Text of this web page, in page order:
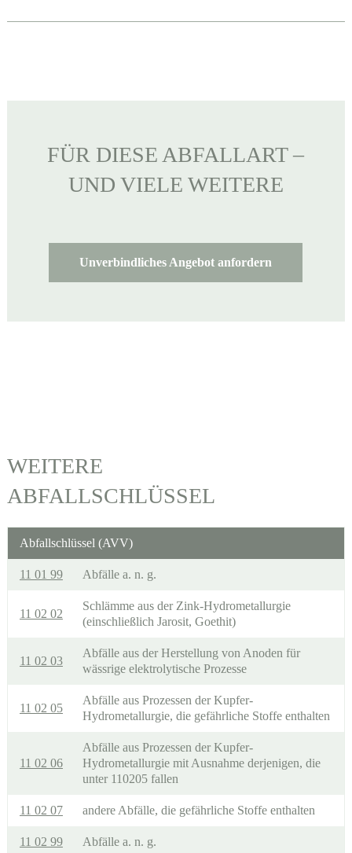
FÜR DIESE ABFALLART –
UND VIELE WEITERE
Unverbindliches Angebot anfordern
WEITERE
ABFALLSCHLÜSSEL
Abfallschlüssel (AVV)
11 01 99 Abfälle a. n. g.
11 02 02
Schlämme aus der Zink-Hydrometallurgie
(einschließlich Jarosit, Goethit)
11 02 03
Abfälle aus der Herstellung von Anoden für
wässrige elektrolytische Prozesse
11 02 05
Abfälle aus Prozessen der Kupfer-
Hydrometallurgie, die gefährliche Stoffe enthalten
11 02 06
Abfälle aus Prozessen der Kupfer-
Hydrometallurgie mit Ausnahme derjenigen, die
unter 110205 fallen
11 02 07 andere Abfälle, die gefährliche Stoffe enthalten
11 02 99 Abfälle a. n. g.